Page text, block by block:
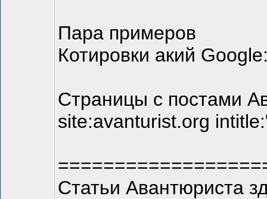
Пара примеров
Котировки акий
Страницы с постами
site:avanturist.org
Статьи Авантюриста